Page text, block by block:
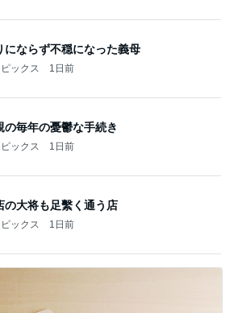
にならず不穏になった義母
ックス 1日前
の毎年の憂鬱な手続き
ックス 1日前
の大将も足繫く通う店
ックス 1日前